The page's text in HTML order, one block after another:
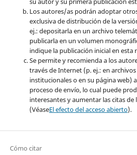
Los autores/as podrán adoptar
exclusiva de distribución de la
ej.: depositarla en un archivo
publicarla en un volumen
indique la publicación inicial en esta
Se permite y recomienda a los
través de Internet (p. ej.: en
institucionales o en su página web)
proceso de envío, lo cual puede
interesantes y aumentar las citas de
(VéaseEl efecto del acceso abierto).
Cómo citar